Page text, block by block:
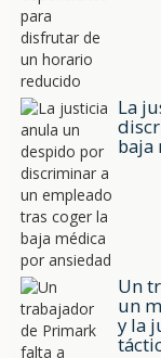
La
baja
Un
un
y la